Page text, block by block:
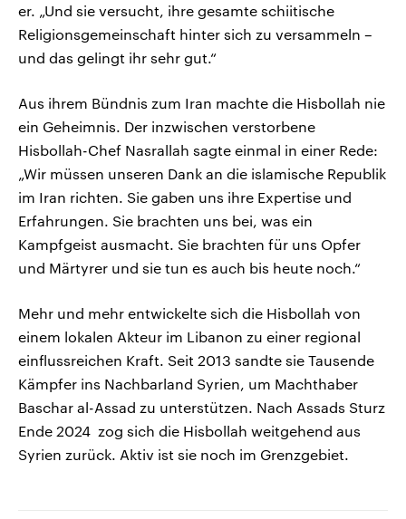
er. „Und sie versucht, ihre gesamte schiitische
Religionsgemeinschaft hinter sich zu versammeln –
und das gelingt ihr sehr gut.“
Aus ihrem Bündnis zum Iran machte die Hisbollah nie
ein Geheimnis. Der inzwischen verstorbene
Hisbollah-Chef Nasrallah sagte einmal in einer Rede:
„Wir müssen unseren Dank an die islamische Republik
im Iran richten. Sie gaben uns ihre Expertise und
Erfahrungen. Sie brachten uns bei, was ein
Kampfgeist ausmacht. Sie brachten für uns Opfer
und Märtyrer und sie tun es auch bis heute noch.“
Mehr und mehr entwickelte sich die Hisbollah von
einem lokalen Akteur im Libanon zu einer regional
einflussreichen Kraft. Seit 2013 sandte sie Tausende
Kämpfer ins Nachbarland Syrien, um Machthaber
Baschar al-Assad zu unterstützen. Nach Assads Sturz
Ende 2024 zog sich die Hisbollah weitgehend aus
Syrien zurück. Aktiv ist sie noch im Grenzgebiet.